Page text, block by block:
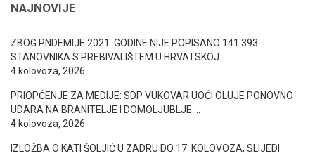
NAJNOVIJE
ZBOG PNDEMIJE 2021. GODINE NIJE POPISANO 141.393
STANOVNIKA S PREBIVALIŠTEM U HRVATSKOJ
4 kolovoza, 2026
PRIOPĆENJE ZA MEDIJE: SDP VUKOVAR UOČI OLUJE PONOVNO
UDARA NA BRANITELJE I DOMOLJUBLJE….
4 kolovoza, 2026
IZLOŽBA O KATI ŠOLJIĆ U ZADRU DO 17. KOLOVOZA, SLIJEDI